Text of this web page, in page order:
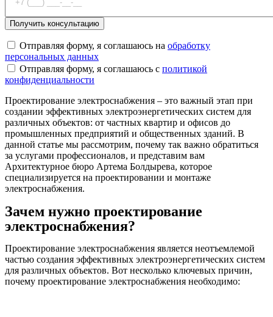
Отправляя форму, я соглашаюсь на обработку
персональных данных
Отправляя форму, я соглашаюсь с политикой
конфиденциальности
Проектирование электроснабжения – это важный этап при
создании эффективных электроэнергетических систем для
различных объектов: от частных квартир и офисов до
промышленных предприятий и общественных зданий. В
данной статье мы рассмотрим, почему так важно обратиться
за услугами профессионалов, и представим вам
Архитектурное бюро Артема Болдырева, которое
специализируется на проектировании и монтаже
электроснабжения.
Зачем нужно проектирование
электроснабжения?
Проектирование электроснабжения является неотъемлемой
частью создания эффективных электроэнергетических систем
для различных объектов. Вот несколько ключевых причин,
почему проектирование электроснабжения необходимо: